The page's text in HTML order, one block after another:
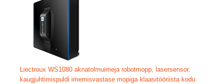
Liectroux WS1080 aknatolmuimeja robotmopp, lasersensor,
kaugjuhtimispuldi imemisvastase mopiga klaasitööriista kodu